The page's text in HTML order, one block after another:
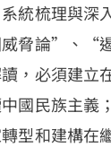
統梳理與
脅論”、“
，必須建立
國民族主義
型和建構在